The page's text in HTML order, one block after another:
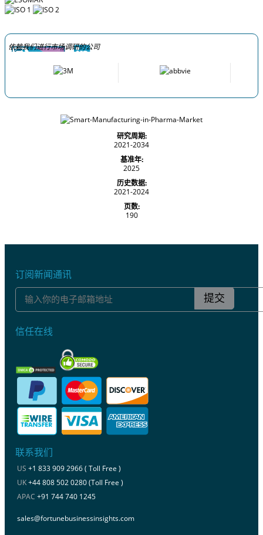
依赖我们进行市场调研的公司
研究周期:
2021-2034
基准年:
2025
历史数据:
2021-2024
页数:
190
订阅新闻通讯
提交
信任在线
联系我们
US +1 833 909 2966 ( Toll Free )
UK+44 808 502 0280 (Toll Free )
APAC +91 744 740 1245
sales@fortunebusinessinsights.com